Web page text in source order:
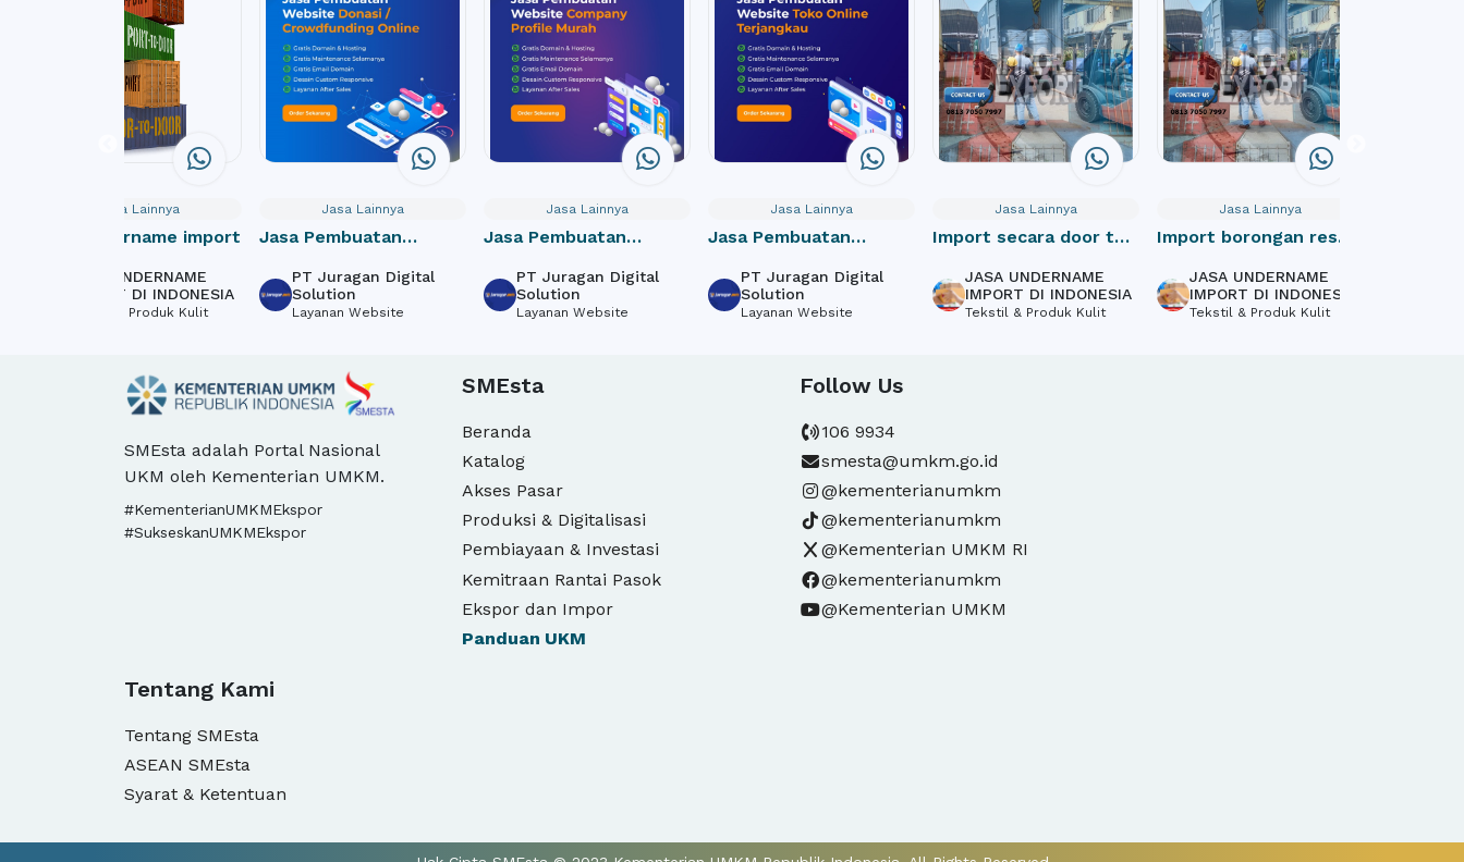
Jasa Lainnya
Jasa undername import
JASA UNDERNAME
IMPORT DI INDONESIA
Tekstil & Produk Kulit
Jasa Lainnya
Jasa Pembuatan
Crowdfunding Online
PT Juragan Digital
Solution
Layanan Website
Jasa Lainnya
Jasa Pembuatan
Company Profile
PT Juragan Digital
Solution
Layanan Website
Jasa Lainnya
Jasa Pembuatan
e-Commerce
PT Juragan Digital
Solution
Layanan Website
Jasa Lainnya
Import secara door to
JASA UNDERNAME
IMPORT DI INDONESIA
Tekstil & Produk Kulit
Jasa Lainnya
Import borongan resmi
JASA UNDERNAME
IMPORT DI INDONESIA
Tekstil & Produk Kulit
SMEsta adalah Portal Nasional
UKM oleh Kementerian UMKM.
#KementerianUMKMEkspor
#SukseskanUMKMEkspor
SMEsta
Beranda
Katalog
Akses Pasar
Produksi & Digitalisasi
Pembiayaan & Investasi
Kemitraan Rantai Pasok
Ekspor dan Impor
Panduan UKM
Follow Us
106 9934
smesta@umkm.go.id
@kementerianumkm
@kementerianumkm
@Kementerian UMKM RI
@kementerianumkm
@Kementerian UMKM
Tentang Kami
Tentang SMEsta
ASEAN SMEsta
Syarat & Ketentuan